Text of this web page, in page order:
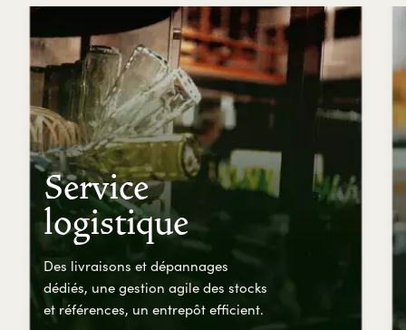
Service
logistique
Des livraisons et dépannages
dédiés, une gestion agile des stocks
et références, un entrepôt efficient.